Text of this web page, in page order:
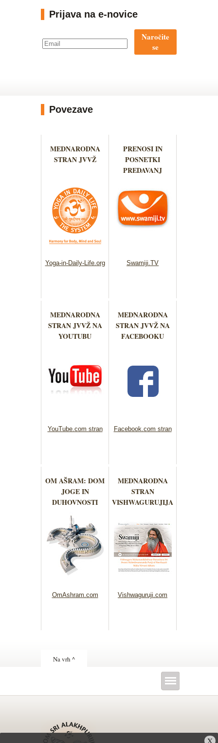
Prijava na e-novice
Naročite
se
Povezave
MEDNARODNA
STRAN JVVŽ
Yoga-in-Daily-Life.org
PRENOSI IN
POSNETKI
PREDAVANJ
Swamiji.TV
MEDNARODNA
STRAN JVVŽ NA
YOUTUBU
YouTube.com stran
MEDNARODNA
STRAN JVVŽ NA
FACEBOOKU
Facebook.com stran
OM AŠRAM: DOM
JOGE IN
DUHOVNOSTI
OmAshram.com
MEDNARODNA
STRAN
VISHWAGURUJIJA
Vishwaguruji.com
Na vrh ^
X